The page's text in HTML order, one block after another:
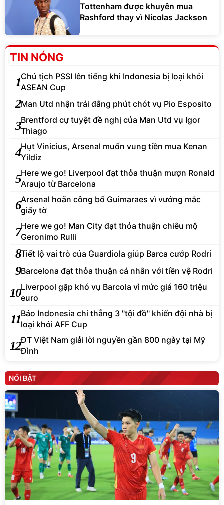
Tottenham được khuyên mua
Rashford thay vì Nicolas Jackson
TIN NÓNG
1Chủ tịch PSSI lên tiếng khi Indonesia bị loại khỏi
ASEAN Cup
2Man Utd nhận trái đắng phút chót vụ Pio Esposito
3Brentford cự tuyệt đề nghị của Man Utd vụ Igor
Thiago
4Hụt Vinicius, Arsenal muốn vung tiền mua Kenan
Yildiz
5Here we go! Liverpool đạt thỏa thuận mượn Ronald
Araujo từ Barcelona
6Arsenal hoãn công bố Guimaraes vì vướng mắc
giấy tờ
7Here we go! Man City đạt thỏa thuận chiêu mộ
Geronimo Rulli
8Tiết lộ vai trò của Guardiola giúp Barca cướp Rodri
9Barcelona đạt thỏa thuận cá nhân với tiền vệ Rodri
10Liverpool gặp khó vụ Barcola vì mức giá 160 triệu
euro
11Báo Indonesia chỉ thẳng 3 "tội đồ" khiến đội nhà bị
loại khỏi AFF Cup
12ĐT Việt Nam giải lời nguyền gần 800 ngày tại Mỹ
Đình
NỔI BẬT